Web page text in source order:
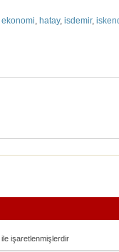
ekonomi hatay, isdemir,
ile işaretlenmişlerdir